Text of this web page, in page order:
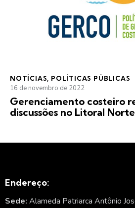
NOTÍCIAS POLÍTICAS PÚBLICAS
16 de novembro de 2022
Gerenciamento costeiro
discussões no Litoral Norte
Endereço:
Sede: Alameda Patriarca Antônio